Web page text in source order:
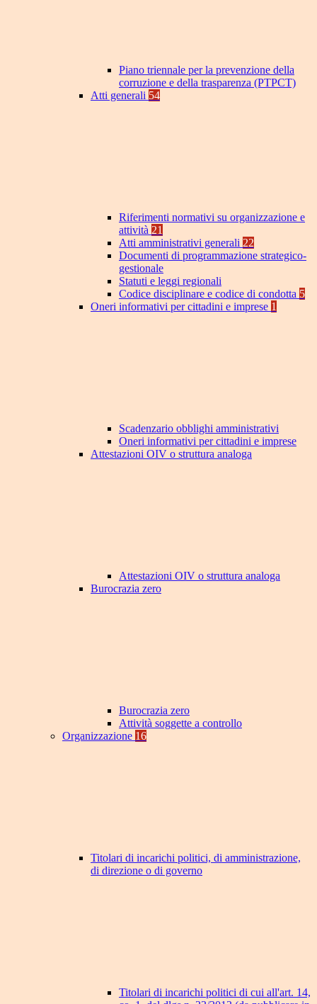
Piano triennale per la prevenzione della
corruzione e della trasparenza (PTPCT)
Atti generali 54
Riferimenti normativi su organizzazione e
attività 21
Atti amministrativi generali 22
Documenti di programmazione strategico-
gestionale
Statuti e leggi regionali
Codice disciplinare e codice di condotta 5
Oneri informativi per cittadini e imprese 1
Scadenzario obblighi amministrativi
Oneri informativi per cittadini e imprese
Attestazioni OIV o struttura analoga
Attestazioni OIV o struttura analoga
Burocrazia zero
Burocrazia zero
Attività soggette a controllo
Organizzazione 16
Titolari di incarichi politici, di amministrazione,
di direzione o di governo
Titolari di incarichi politici di cui all'art. 14,